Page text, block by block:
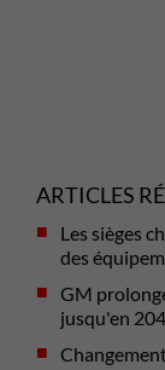
ARTICLES
Les sièges
des
GM
jusqu'en